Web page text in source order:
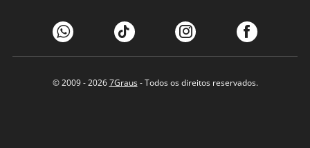
© 2009 - 20267Graus- Todos os direitos reservados.